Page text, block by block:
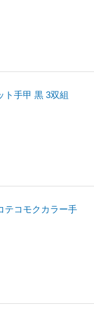
ト手甲 黒 3双組
テコモクカラー手